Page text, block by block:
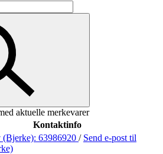
aktuelle merkevarer
Kontaktinfo
(Bjerke): 63986920 / Send e-post til